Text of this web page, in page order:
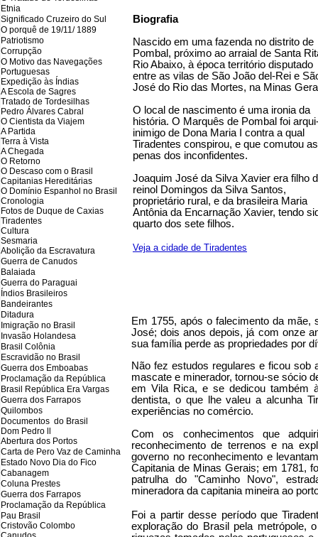
Etnia
Significado Cruzeiro do Sul
O porquê de 19/11/ 1889
Patriotismo
Corrupção
O Motivo das Navegações
Portuguesas
Expedição às Índias
A Escola de Sagres
Tratado de Tordesilhas
Pedro Álvares Cabral
O Cientista da Viajem
A Partida
Terra à Vista
A Chegada
O Retorno
O Descaso com o Brasil
Capitanias Hereditárias
O Domínio Espanhol no Brasil
Cronologia
Fotos de Duque de Caxias
Tiradentes
Cultura
Sesmaria
Abolição da Escravatura
Guerra de Canudos
Balaiada
Guerra do Paraguai
Índios Brasileiros
Bandeirantes
Ditadura
Imigração no Brasil
Invasão Holandesa
Brasil Colônia
Escravidão no Brasil
Guerra dos Emboabas
Proclamação da República
Brasil República Era Vargas
Guerra dos Farrapos
Quilombos
Documentos do Brasil
Dom Pedro ll
Abertura dos Portos
Carta de Pero Vaz de Caminha
Estado Novo Dia do Fico
Cabanagem
Coluna Prestes
Guerra dos Farrapos
Proclamação da República
Pau Brasil
Cristovão Colombo
Biografia
Nascido em uma fazenda no distrito de
Pombal, próximo ao arraial de Santa
Rio Abaixo, à época território disputado
entre as vilas de São João del-Rei e
José do Rio das Mortes, na Minas
O local de nascimento é uma ironia da
história. O Marquês de Pombal foi
inimigo de Dona Maria I contra a qual
Tiradentes conspirou, e que comutou as
penas dos inconfidentes.
Joaquim José da Silva Xavier era filho
reinol Domingos da Silva Santos,
proprietário rural, e da brasileira Maria
Antônia da Encarnação Xavier, tendo
quarto dos sete filhos.
Veja a cidade de Tiradentes
Em 1755, após o falecimento da
José; dois anos depois, já com onze
sua família perde as propriedades por
Não fez estudos regulares e ficou sob
mascate e minerador, tornou-se sócio
em Vila Rica, e se dedicou também
dentista, o que lhe valeu a alcunha
experiências no comércio.
Com os conhecimentos que
reconhecimento de terrenos e na
governo no reconhecimento e
Capitania de Minas Gerais; em 1781,
patrulha do "Caminho Novo",
mineradora da capitania mineira ao
Foi a partir desse período que
exploração do Brasil pela metrópole,